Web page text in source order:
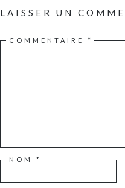
LAISSER UN
COMMENTAIRE *
NOM *